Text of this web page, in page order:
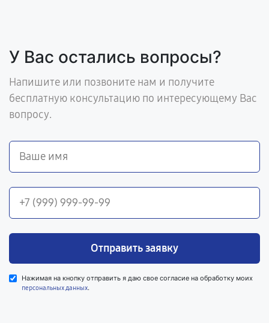
У Вас остались вопросы?
Напишите или позвоните нам и получите
бесплатную консультацию по интересующему Вас
вопросу.
Отправить заявку
Нажимая на кнопку отправить я даю свое согласие на обработку моих
персональных данных.